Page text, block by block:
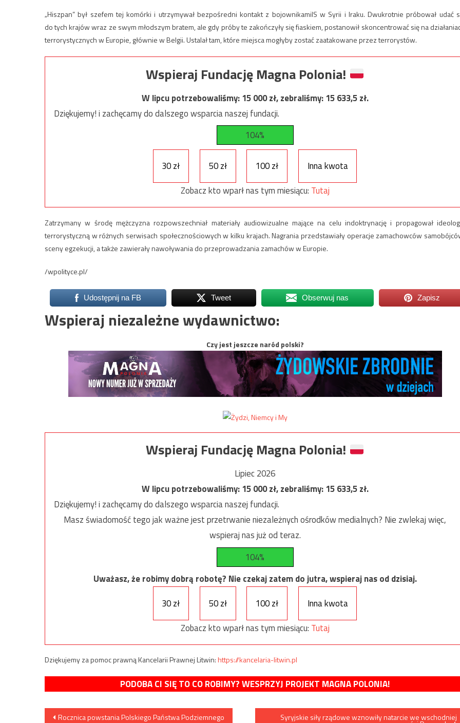
„Hiszpan” był szefem tej komórki i utrzymywał bezpośredni kontakt z bojownikamiIS w Syrii i Iraku. Dwukrotnie próbował udać
do tych krajów wraz ze swym młodszym bratem, ale gdy próby te zakończyły się fiaskiem, postanowił skoncentrować się na
terrorystycznych w Europie, głównie w Belgii. Ustalał tam, które miejsca mogłyby zostać zaatakowane przez terrorystów.
Wspieraj Fundację Magna Polonia!
W lipcu potrzebowaliśmy:15 000zł, zebraliśmy:15 633,5zł.
Dziękujemy! i zachęcamy do dalszego wsparcia naszej fundacji.
104%
30 zł 50 zł 100 zł
Inna kwota
Zobacz kto wparł nas tym miesiącu: Tutaj
Zatrzymany w środę mężczyzna rozpowszechniał materiały audiowizualne mające na celu indoktrynację i propagował
terrorystyczną w różnych serwisach społecznościowych w kilku krajach. Nagrania przedstawiały operacje zamachowców
sceny egzekucji, a także zawierały nawoływania do przeprowadzania zamachów w Europie.
/wpolityce.pl/
Udostępnij na FB Tweet Obserwuj nas Zapisz
Wspieraj niezależne wydawnictwo:
Czy jest jeszcze naród polski?
Wspieraj Fundację Magna Polonia!
Lipiec 2026
W lipcu potrzebowaliśmy:15 000zł, zebraliśmy:15 633,5zł.
Dziękujemy! i zachęcamy do dalszego wsparcia naszej fundacji.
Masz świadomość tego jak ważne jest przetrwanie niezależnych ośrodków medialnych? Nie zwlekaj więc,
wspieraj nas już od teraz.
104%
Uważasz, że robimy dobrą robotę? Nie czekaj zatem do jutra, wspieraj nas od dzisiaj.
30 zł
50 zł 100 zł
Inna kwota
Zobacz kto wparł nas tym miesiącu: Tutaj
Dziękujemy za pomoc prawną Kancelarii Prawnej Litwin:https://kancelaria-litwin.pl
PODOBA CI SIĘ TO CO ROBIMY? WESPRZYJ PROJEKT MAGNA POLONIA!
Nawigacja
Rocznica powstania Polskiego Państwa Podziemnego Syryjskie siły rządowe wznowiły natarcie we wschodniej